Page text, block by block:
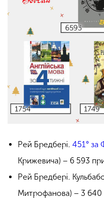
Рей Бредбері. 451° за
Крижевича) – 6 593
Рей Бредбері.
Митрофанова) – 3 640